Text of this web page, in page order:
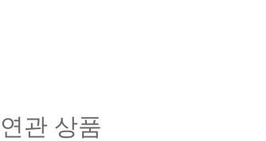
연관 상품